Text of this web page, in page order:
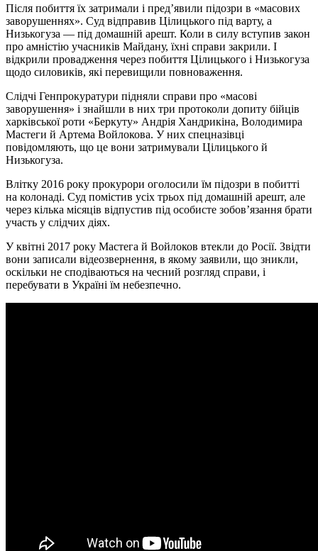
Після побиття їх затримали і пред’явили підозри в «масових
заворушеннях». Суд відправив Цілицького під варту, а
Низькогуза — під домашній арешт. Коли в силу вступив закон
про амністію учасників Майдану, їхні справи закрили. І
відкрили провадження через побиття Цілицького і Низькогуза
щодо силовиків, які перевищили повноваження.
Слідчі Генпрокуратури підняли справи про «масові
заворушення» і знайшли в них три протоколи допиту бійців
харківської роти «Беркуту» Андрія Хандрикіна, Володимира
Мастеги й Артема Войлокова. У них спецназівці
повідомляють, що це вони затримували Цілицького й
Низькогуза.
Влітку 2016 року прокурори оголосили їм підозри в побитті
на колонаді. Суд помістив усіх трьох під домашній арешт, але
через кілька місяців відпустив під особисте зобов’язання брати
участь у слідчих діях.
У квітні 2017 року Мастега й Войлоков втекли до Росії. Звідти
вони записали відеозвернення, в якому заявили, що зникли,
оскільки не сподіваються на чесний розгляд справи, і
перебувати в Україні їм небезпечно.